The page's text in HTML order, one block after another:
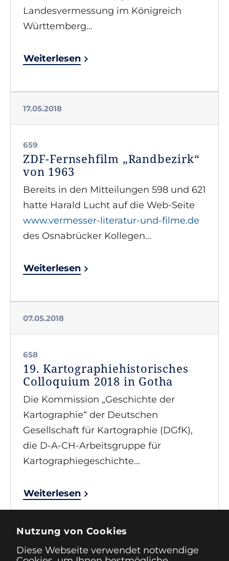
Nutzung von Cookies
Diese Webseite verwendet notwendige
Landesvermessung im Königreich
Württemberg…
Weiterlesen
17.05.2018
659
ZDF-Fernsehfilm „Randbezirk“
von 1963
Bereits in den Mitteilungen 598 und 621
hatte Harald Lucht auf die Web-Seite
www.vermesser-literatur-und-filme.de
des Osnabrücker Kollegen…
Weiterlesen
07.05.2018
658
19. Kartographiehistorisches
Colloquium 2018 in Gotha
Die Kommission „Geschichte der
Kartographie“ der Deutschen
Gesellschaft für Kartographie (DGfK),
die D-A-CH-Arbeitsgruppe für
Kartographiegeschichte…
Weiterlesen